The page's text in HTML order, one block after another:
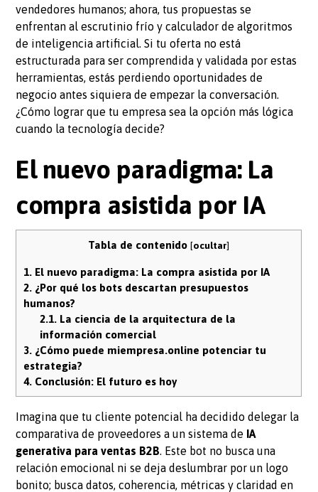
vendedores humanos; ahora, tus propuestas se
enfrentan al escrutinio frío y calculador de algoritmos
de inteligencia artificial. Si tu oferta no está
estructurada para ser comprendida y validada por estas
herramientas, estás perdiendo oportunidades de
negocio antes siquiera de empezar la conversación.
¿Cómo lograr que tu empresa sea la opción más lógica
cuando la tecnología decide?
El nuevo paradigma: La
compra asistida por IA
Tabla de contenido [ocultar]
1. El nuevo paradigma: La compra asistida por IA
2. ¿Por qué los bots descartan presupuestos
humanos?
2.1. La ciencia de la arquitectura de la
información comercial
3. ¿Cómo puede miempresa.online potenciar tu
estrategia?
4. Conclusión: El futuro es hoy
Imagina que tu cliente potencial ha decidido delegar la
comparativa de proveedores a un sistema de IA
generativa para ventas B2B . Este bot no busca una
relación emocional ni se deja deslumbrar por un logo
bonito; busca datos, coherencia, métricas y claridad en